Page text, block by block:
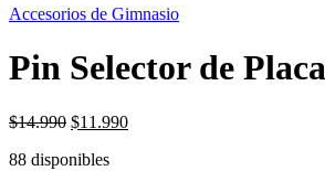
Accesorios de Gimnasio
Pin Selector de
$14.990 El
original
$11.990El
88 disponibles